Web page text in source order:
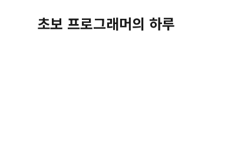
초보 프로그래머의 하루